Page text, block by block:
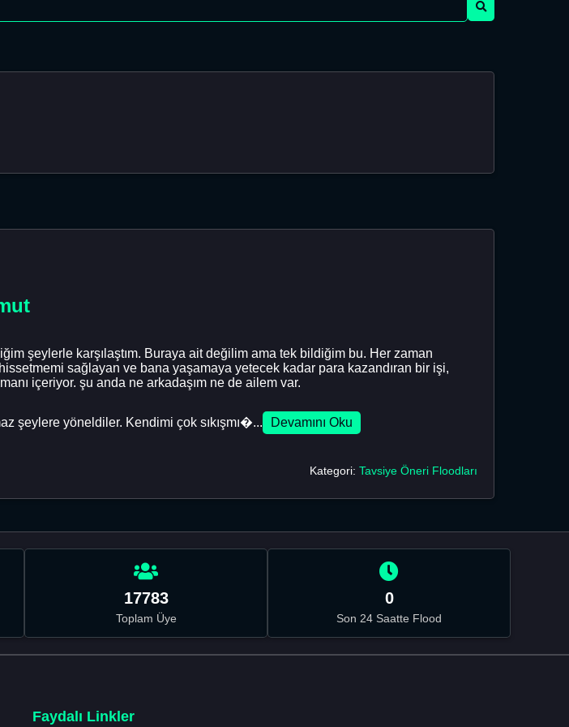
şeylerle karşılaştım. Buraya ait değilim ama tek bildiğim bu. Her zaman
sağlayan ve bana yaşamaya yetecek kadar para kazandıran bir işi,
içeriyor. şu anda ne arkadaşım ne de ailem var.
şeylere yöneldiler. Kendimi çok sıkışmı�... Devamını Oku
Kategori: Tavsiye Öneri Floodları
17783
Toplam Üye
0
Son 24 Saatte Flood
Faydalı Linkler